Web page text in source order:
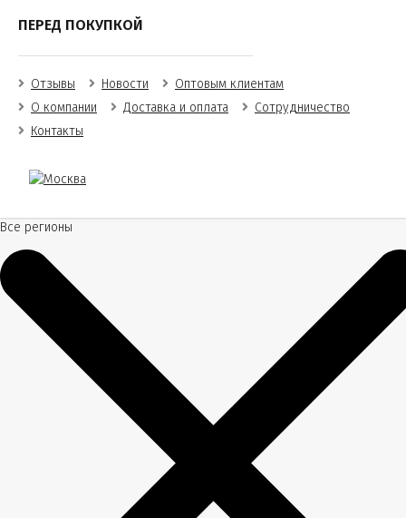
ПЕРЕД ПОКУПКОЙ
Отзывы Новости
Оптовым клиентам
О компании
Доставка и оплата
Сотрудничество
Контакты
Все регионы